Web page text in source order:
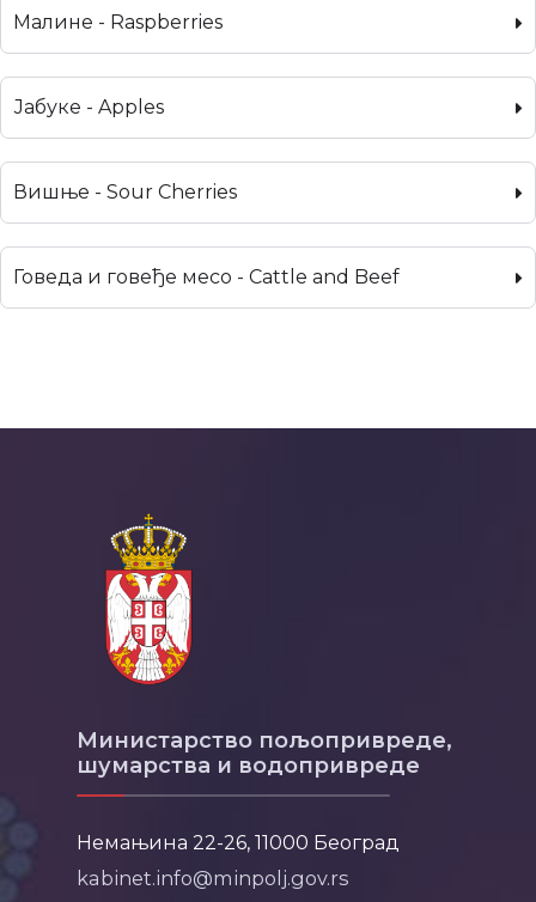
Малине - Raspberries
Јабуке - Apples
Вишње - Sour Cherries
Говеда и говеђе месо - Cattle and Beef
Министарство пољопривреде,
шумарства и водопривреде
Немањина 22-26, 11000 Београд
kabinet.info@minpolj.gov.rs